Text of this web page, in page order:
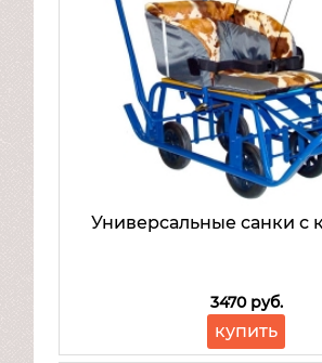
Универсальные санки с
3470 руб.
купить